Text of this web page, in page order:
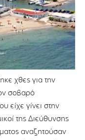
χθες για την
σοβαρό
είχε γίνει στην
της Διεύθυνσης
αναζητούσαν